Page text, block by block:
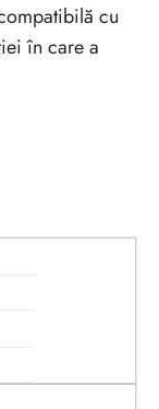
cu
în care a